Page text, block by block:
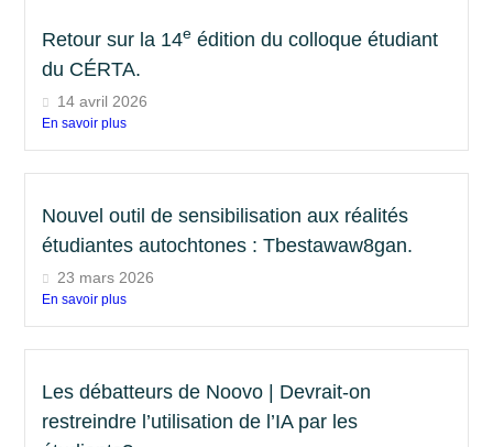
Retour sur la 14e édition du colloque étudiant
du CÉRTA.
14 avril 2026
En savoir plus
Nouvel outil de sensibilisation aux réalités
étudiantes autochtones : Tbestawaw8gan.
23 mars 2026
En savoir plus
Les débatteurs de Noovo | Devrait-on
restreindre l’utilisation de l’IA par les